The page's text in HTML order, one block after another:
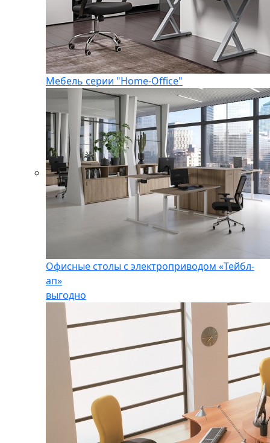
Мебель серии "Home-Office"
Офисные столы с электроприводом «Тейбл-
ап»
выгодно